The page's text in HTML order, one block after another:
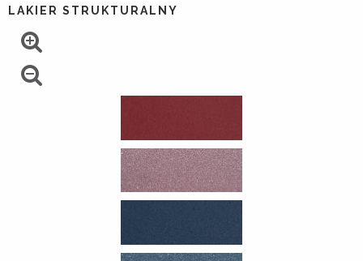
LAKIER STRUKTURALNY